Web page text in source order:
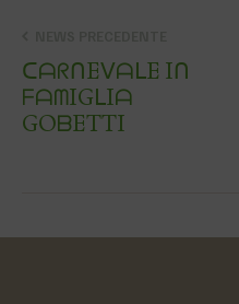
ᑕᗩᖇᑎEᐯᗩᒪE Iᑎ
ᖴᗩᗰIGᒪIᗩ
GOᗷETTI